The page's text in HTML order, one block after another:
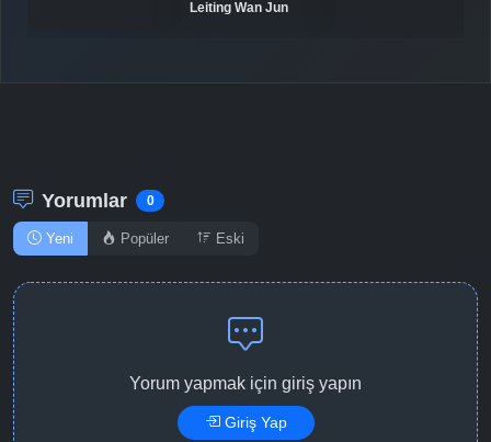
Leiting Wan Jun
Yorumlar 0
Yeni Popüler Eski
Yorum yapmak için giriş yapın
Giriş Yap